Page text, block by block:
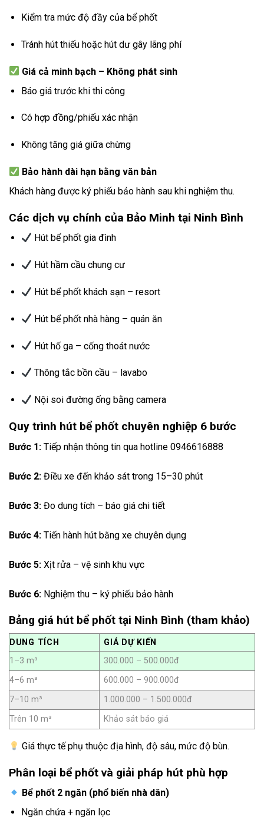
Kiểm tra mức độ đầy của bể phốt
Tránh hút thiếu hoặc hút dư gây lãng phí
Giá cả minh bạch – Không phát sinh
Báo giá trước khi thi công
Có hợp đồng/phiếu xác nhận
Không tăng giá giữa chừng
Bảo hành dài hạn bằng văn bản
Khách hàng được ký phiếu bảo hành sau khi nghiệm thu.
Các dịch vụ chính của Bảo Minh tại Ninh Bình
Hút bể phốt gia đình
Hút hầm cầu chung cư
Hút bể phốt khách sạn – resort
Hút bể phốt nhà hàng – quán ăn
Hút hố ga – cống thoát nước
Thông tắc bồn cầu – lavabo
Nội soi đường ống bằng camera
Quy trình hút bể phốt chuyên nghiệp 6 bước
Bước 1: Tiếp nhận thông tin qua hotline 0946616888
Bước 2: Điều xe đến khảo sát trong 15–30 phút
Bước 3: Đo dung tích – báo giá chi tiết
Bước 4: Tiến hành hút bằng xe chuyên dụng
Bước 5: Xịt rửa – vệ sinh khu vực
Bước 6: Nghiệm thu – ký phiếu bảo hành
Bảng giá hút bể phốt tại Ninh Bình (tham khảo)
DUNG TÍCH
GIÁ DỰ KIẾN
1–3 m³
300.000 – 500.000đ
4–6 m³
600.000 – 900.000đ
7–10 m³
1.000.000 – 1.500.000đ
Trên 10 m³
Khảo sát báo giá
Giá thực tế phụ thuộc địa hình, độ sâu, mức độ bùn.
Phân loại bể phốt và giải pháp hút phù hợp
Bể phốt 2 ngăn (phổ biến nhà dân)
Ngăn chứa + ngăn lọc